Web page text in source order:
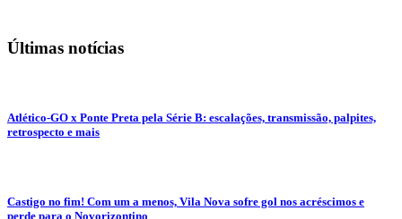
Últimas notícias
Atlético-GO x Ponte Preta pela Série B: escalações, transmissão, palpites,
retrospecto e mais
Castigo no fim! Com um a menos, Vila Nova sofre gol nos acréscimos e
perde para o Novorizontino